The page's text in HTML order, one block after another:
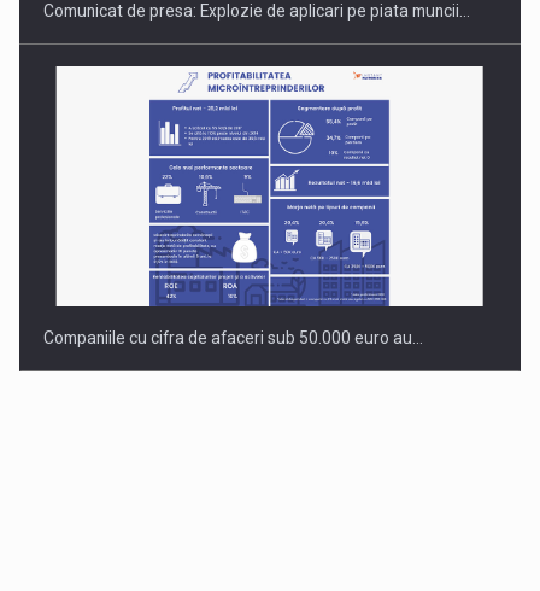
Comunicat de presa: Explozie de aplicari pe piata muncii…
Companiile cu cifra de afaceri sub 50.000 euro au…